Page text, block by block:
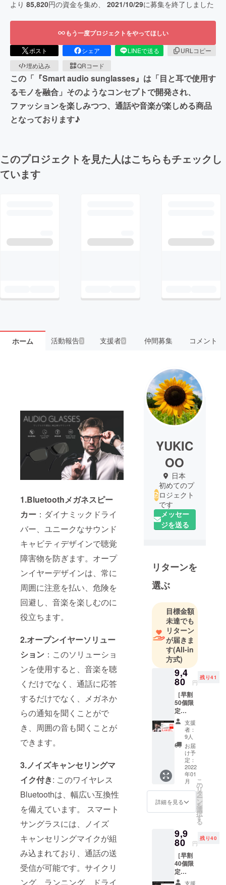
より 85,820円の資金を集め、 2021/10/29に募集を終了しました
もう一度プロジェクトをやってほしい
ポスト シェア LINEで送る
URLコピー
埋め込み
QRコード
この「『Smart audio sunglasses』は「目と耳で使用す
るモノを融合」そのようなコンセプトで開発され、
ファッションを楽しみつつ、通話や音楽が楽しめる商品
となっております♪
このプロジェクトを見た人はこちらもチェックし
ています
ホーム 活動報告3 支援者9 仲間募集 コメント
1.Bluetoothメガネスピー
カー ：ダイナミックドライ
バー、ユニークなサウンド
キャビティデザインで聴覚
障害物を防ぎます。オープ
ンイヤーデザインは、常に
周囲に注意を払い、危険を
回避し、音楽を楽しむのに
役立ちます。
2.オープンイヤーソリュー
ション ：このソリューショ
ンを使用すると、音楽を聴
くだけでなく、通話に応答
するだけでなく、メガネか
らの通知を聞くことがで
き、周囲の音も聞くことが
できます。
3.ノイズキャンセリングマ
イク付き: このワイヤレス
Bluetoothは、幅広い互換性
を備えています。 スマート
サングラスには、ノイズ
キャンセリングマイクが組
み込まれており、通話の送
受信が可能です。サイクリ
ング、ランニング、ドライ
YUKIC
OO
日本
初めてのプ
ロジェクト
です
メッセー
ジを送る
リターンを
選ぶ
目標金額
未達でも
リターン
が届きま
す(All-in
方式)
9,4
80 円
残り41
［早割
50個限
定
36.8%O
FF］ ・
スマー
トグラ
EYEWE
AR ［一
般販売
予定価
格
15,000
円の
36.8%O
9,480円
でご提
供致し
ます！
＜セッ
ト内容
＞ ・本
支援
者：
9人
お届
け予
定：
2022
年01
月
詳細を見る
こ
の
リ
タ
ー
ン
を
選
択
す
る
9,9
80 円
残り40
［早割
40個限
定
33.5%O
支援